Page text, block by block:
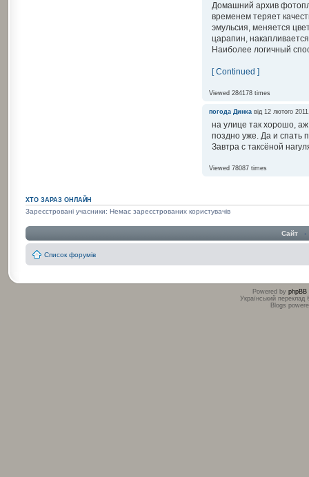
Домашний архив
временем теряет
эмульсия, меняется
царапин,
Наиболее логичный
[ Continued ]
Viewed 284178 times
погода Динкавід 12 лютого
на улице так хорошо, аж
поздно уже. Да и спать
Завтра с таксёной
Viewed 78087 times
ХТО ЗАРАЗ ОНЛАЙН
Зареєстровані учасники: Немає зареєстрованих користувачів
Сайт ‹
Список форумів
Powered by phpBB
Український
Blogs